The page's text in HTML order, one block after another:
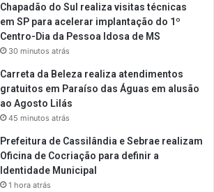
Chapadão do Sul realiza visitas técnicas
em SP para acelerar implantação do 1º
Centro-Dia da Pessoa Idosa de MS
30 minutos atrás
Carreta da Beleza realiza atendimentos
gratuitos em Paraíso das Águas em alusão
ao Agosto Lilás
45 minutos atrás
Prefeitura de Cassilândia e Sebrae realizam
Oficina de Cocriação para definir a
Identidade Municipal
1 hora atrás